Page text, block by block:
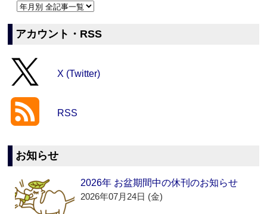
アカウント・RSS
X (Twitter)
RSS
お知らせ
2026年 お盆期間中の休刊のお知らせ
2026年07月24日 (金)